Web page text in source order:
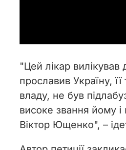
"Цей лікар вилікував
прославив Україну,
владу, не був
високе звання йому
Віктор Ющенко", –